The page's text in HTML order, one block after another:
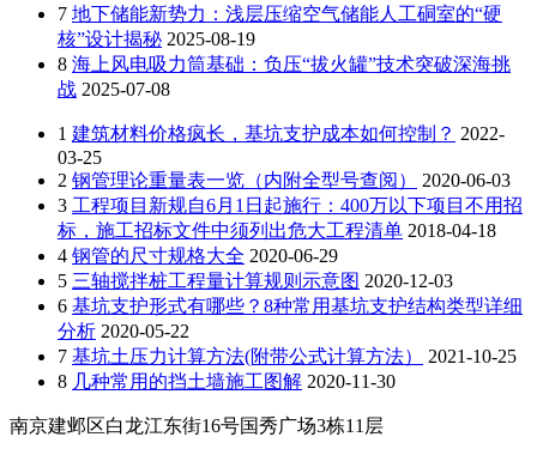
7 地下储能新势力：浅层压缩空气储能人工硐室的“硬
核”设计揭秘 2025-08-19
8 海上风电吸力筒基础：负压“拔火罐”技术突破深海挑
战 2025-07-08
1 建筑材料价格疯长，基坑支护成本如何控制？ 2022-
03-25
2 钢管理论重量表一览（内附全型号查阅）
2020-06-03
3 工程项目新规自6月1日起施行：400万以下项目不用招
标，施工招标文件中须列出危大工程清单 2018-04-18
4 钢管的尺寸规格大全 2020-06-29
5 三轴搅拌桩工程量计算规则示意图 2020-12-03
6 基坑支护形式有哪些？8种常用基坑支护结构类型详细
分析 2020-05-22
7 基坑土压力计算方法(附带公式计算方法）
2021-10-25
8 几种常用的挡土墙施工图解 2020-11-30
南京建邺区白龙江东街16号国秀广场3栋11层